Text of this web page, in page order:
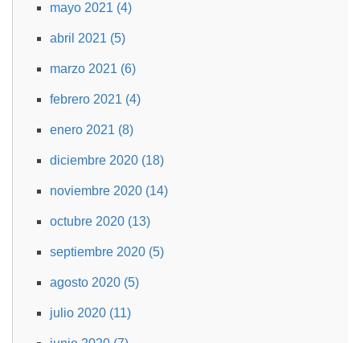
mayo 2021 (4)
abril 2021 (5)
marzo 2021 (6)
febrero 2021 (4)
enero 2021 (8)
diciembre 2020 (18)
noviembre 2020 (14)
octubre 2020 (13)
septiembre 2020 (5)
agosto 2020 (5)
julio 2020 (11)